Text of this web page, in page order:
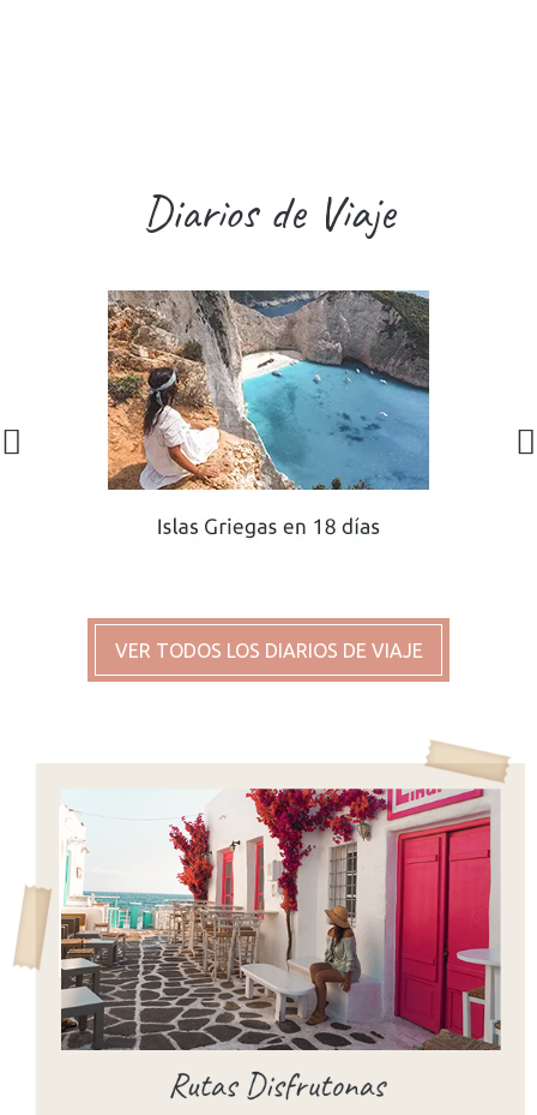
Diarios de Viaje
VER TODOS LOS DIARIOS DE VIAJE